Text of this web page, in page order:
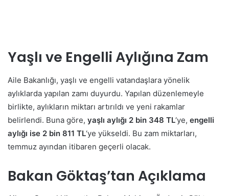
Yaşlı ve Engelli Aylığına Zam
Aile Bakanlığı, yaşlı ve engelli vatandaşlara yönelik
aylıklarda yapılan zamı duyurdu. Yapılan düzenlemeyle
birlikte, aylıkların miktarı artırıldı ve yeni rakamlar
belirlendi. Buna göre, yaşlı aylığı 2 bin 348 TL‘ye, engelli
aylığı ise 2 bin 811 TL‘ye yükseldi. Bu zam miktarları,
temmuz ayından itibaren geçerli olacak.
Bakan Göktaş’tan Açıklama